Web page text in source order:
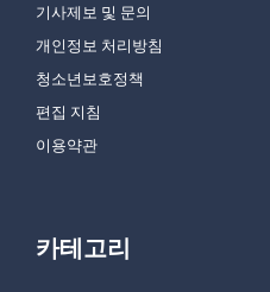
기사제보 및 문의
개인정보 처리방침
청소년보호정책
편집 지침
이용약관
카테고리